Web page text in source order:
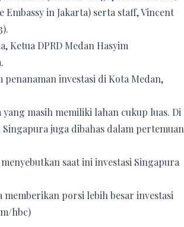
in Jakarta) serta staff, Vincent
Ketua DPRD Medan Hasyim
investasi di Kota Medan,
masih memiliki lahan cukup luas. Di
juga dibahas dalam pertemuan
saat ini investasi Singapura
porsi lebih besar investasi
hbc)